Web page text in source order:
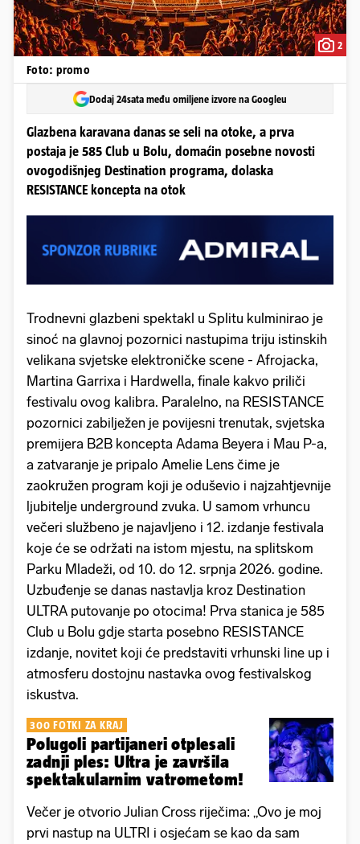
2
Foto: promo
Dodaj 24sata među omiljene izvore na Googleu
Glazbena karavana danas se seli na otoke, a prva
postaja je 585 Club u Bolu, domaćin posebne novosti
ovogodišnjeg Destination programa, dolaska
RESISTANCE koncepta na otok
Trodnevni glazbeni spektakl u Splitu kulminirao je
sinoć na glavnoj pozornici nastupima triju istinskih
velikana svjetske elektroničke scene - Afrojacka,
Martina Garrixa i Hardwella, finale kakvo priliči
festivalu ovog kalibra. Paralelno, na RESISTANCE
pozornici zabilježen je povijesni trenutak, svjetska
premijera B2B koncepta Adama Beyera i Mau P-a,
a zatvaranje je pripalo Amelie Lens čime je
zaokružen program koji je oduševio i najzahtjevnije
ljubitelje underground zvuka. U samom vrhuncu
večeri službeno je najavljeno i 12. izdanje festivala
koje će se održati na istom mjestu, na splitskom
Parku Mladeži, od 10. do 12. srpnja 2026. godine.
Uzbuđenje se danas nastavlja kroz Destination
ULTRA putovanje po otocima! Prva stanica je 585
Club u Bolu gdje starta posebno RESISTANCE
izdanje, novitet koji će predstaviti vrhunski line up i
atmosferu dostojnu nastavka ovog festivalskog
iskustva.
300 FOTKI ZA KRAJ
Polugoli partijaneri otplesali
zadnji ples: Ultra je završila
spektakularnim vatrometom!
Večer je otvorio Julian Cross riječima: „Ovo je moj
prvi nastup na ULTRI i osjećam se kao da sam